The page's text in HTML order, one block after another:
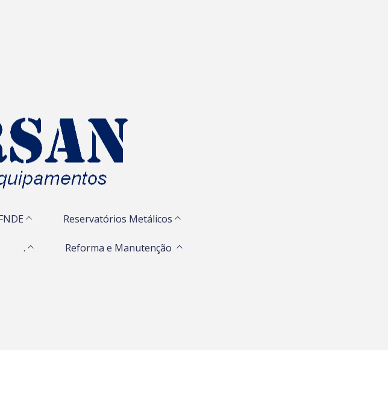
Reservatórios Metálicos
. Reforma e Manutenção